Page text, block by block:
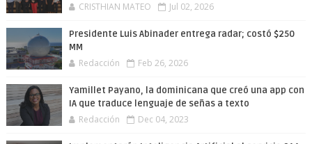
CRISTHIAN MATEO Jul 02, 2026
Presidente Luis Abinader entrega radar; costó $250
MM
Redacción Feb 26, 2026
Yamillet Payano, la dominicana que creó una app con
IA que traduce lenguaje de señas a texto
Redacción Dec 04, 2023